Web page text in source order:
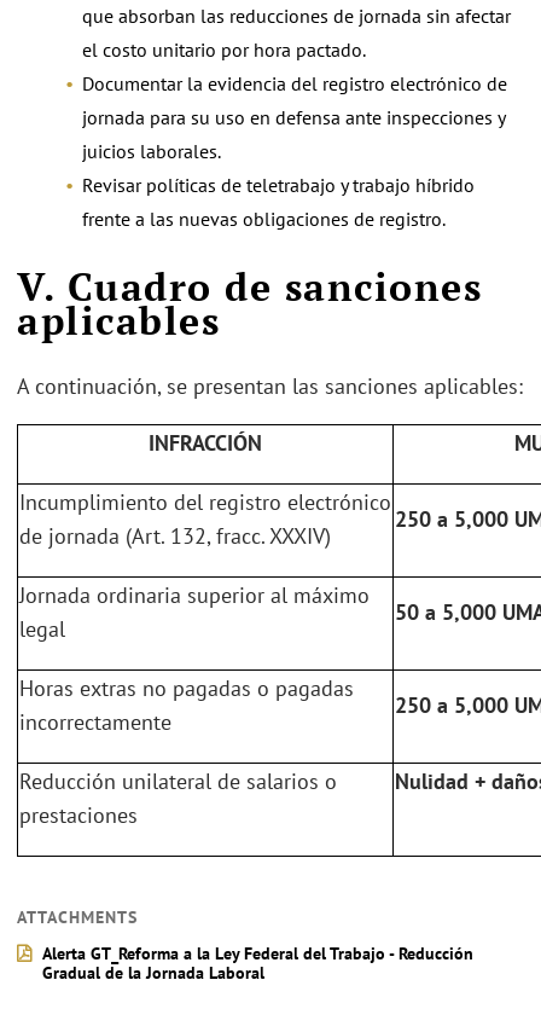
que absorban las reducciones de jornada sin afectar
el costo unitario por hora pactado.
Documentar la evidencia del registro electrónico de
jornada para su uso en defensa ante inspecciones y
juicios laborales.
Revisar políticas de teletrabajo y trabajo híbrido
frente a las nuevas obligaciones de registro.
V. Cuadro de sanciones
aplicables
A continuación, se presentan las sanciones aplicables:
INFRACCIÓN
Incumplimiento del registro electrónico
de jornada (Art. 132, fracc. XXXIV)
250 a 5,000
Jornada ordinaria superior al máximo
legal
50 a 5,000
Horas extras no pagadas o pagadas
incorrectamente
250 a 5,000
Reducción unilateral de salarios o
prestaciones
Nulidad +
ATTACHMENTS
Alerta GT_Reforma a la Ley Federal del Trabajo - Reducción
Gradual de la Jornada Laboral